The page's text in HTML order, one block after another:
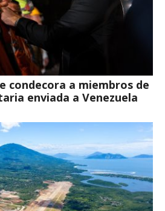
condecora a miembros de
enviada a Venezuela